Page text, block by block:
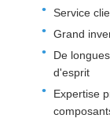
Service
Grand
De
d'esprit
Expertise